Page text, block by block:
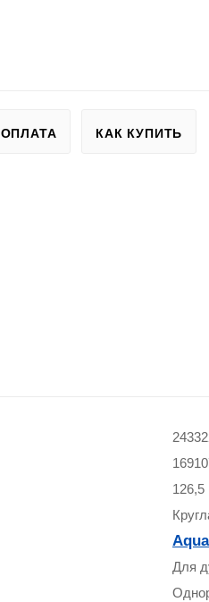
ОПЛАТА КАК КУПИТЬ
126,5
Для